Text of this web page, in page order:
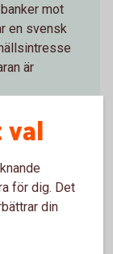
mot
en svensk
är
för dig. Det
din